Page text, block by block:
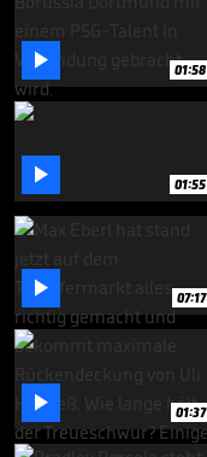
 01:58
 01:55
 07:17
 01:37